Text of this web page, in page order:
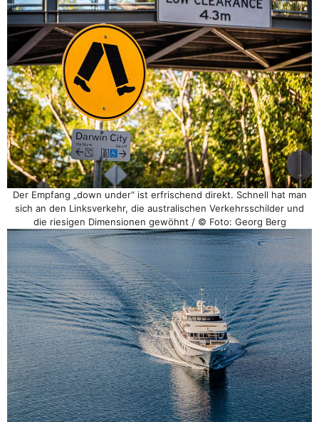
Der Empfang „down under“ ist erfrischend direkt. Schnell hat man
sich an den Linksverkehr, die australischen Verkehrsschilder und
die riesigen Dimensionen gewöhnt / © Foto: Georg Berg